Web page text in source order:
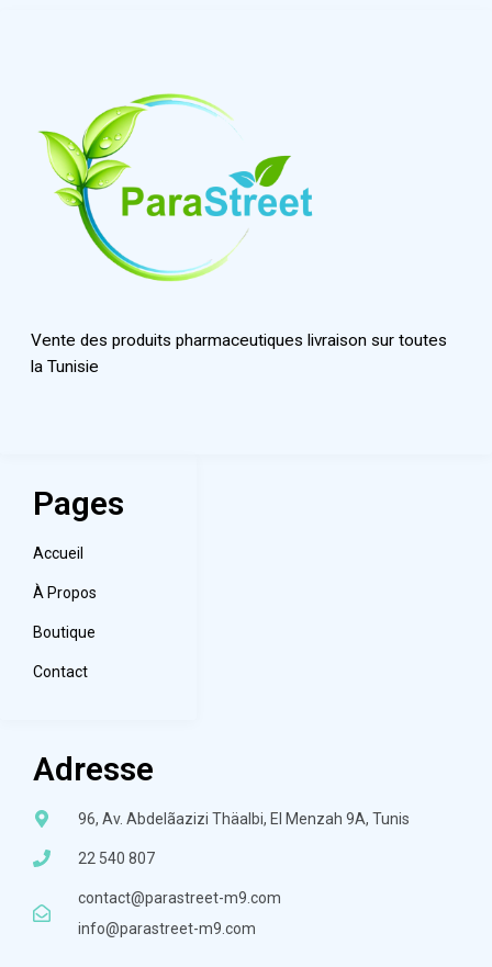
Vente des produits pharmaceutiques livraison sur toutes
la Tunisie
Pages
Accueil
À Propos
Boutique
Contact
Adresse
96, Av. Abdelãazizi Thäalbi, El Menzah 9A, Tunis
22 540 807
contact@parastreet-m9.com
info@parastreet-m9.com